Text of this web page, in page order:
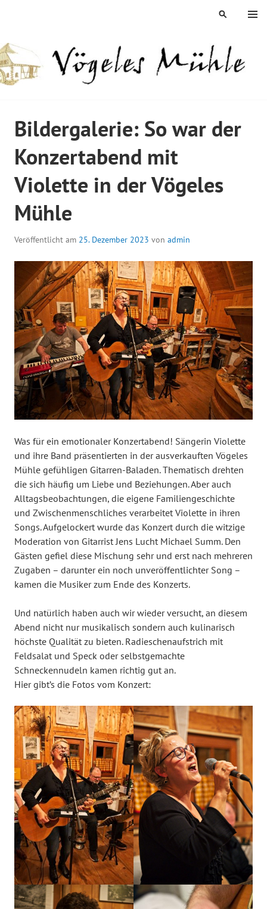
MENÜ
SUCHEN
Bildergalerie: So war der
Konzertabend mit
Violette in der Vögeles
Mühle
Veröffentlicht am 25. Dezember 2023 von admin
Was für ein emotionaler Konzertabend! Sängerin Violette
und ihre Band präsentierten in der ausverkauften Vögeles
Mühle gefühligen Gitarren-Baladen. Thematisch drehten
die sich häufig um Liebe und Beziehungen. Aber auch
Alltagsbeobachtungen, die eigene Familiengeschichte
und Zwischenmenschliches verarbeitet Violette in ihren
Songs. Aufgelockert wurde das Konzert durch die witzige
Moderation von Gitarrist Jens Lucht Michael Summ. Den
Gästen gefiel diese Mischung sehr und erst nach mehreren
Zugaben – darunter ein noch unveröffentlichter Song –
kamen die Musiker zum Ende des Konzerts.
Und natürlich haben auch wir wieder versucht, an diesem
Abend nicht nur musikalisch sondern auch kulinarisch
höchste Qualität zu bieten. Radieschenaufstrich mit
Feldsalat und Speck oder selbstgemachte
Schneckennudeln kamen richtig gut an.
Hier gibt’s die Fotos vom Konzert: